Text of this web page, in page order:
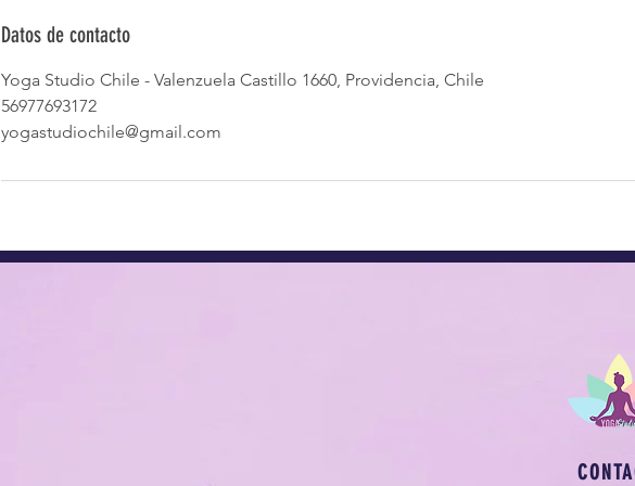
Datos de contacto
Yoga Studio Chile - Valenzuela Castillo 1660, Providencia, Chile
56977693172
yogastudiochile@gmail.com